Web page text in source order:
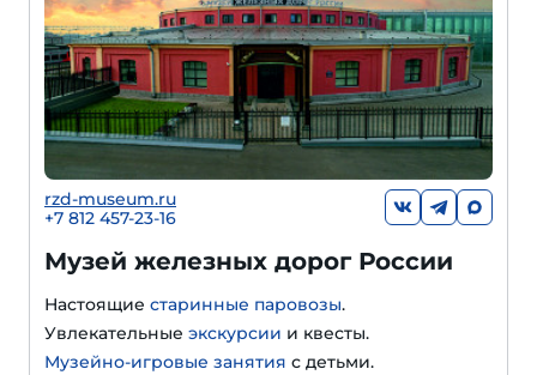
rzd-museum.ru
+7 812 457-23-16
Музей железных дорог России
Настоящие старинные паровозы.
Увлекательные экскурсии и квесты.
Музейно-игровые занятия с детьми.